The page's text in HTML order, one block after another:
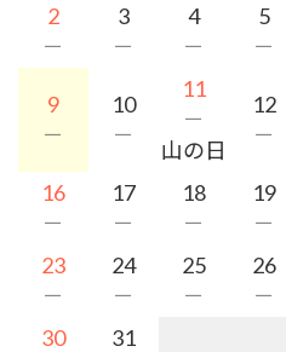
2
－
3
－
4
－
5
－
9
－
10
－
11
－
山の日
12
－
16
－
17
－
18
－
19
－
23
－
24
－
25
－
26
－
30
31